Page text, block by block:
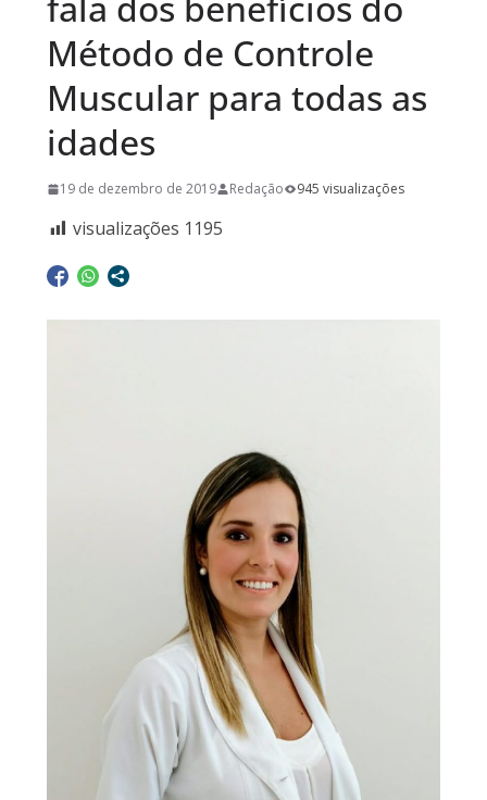
Método de Controle
Muscular para todas as
idades
19 de dezembro de 2019 Redação 945 visualizações
visualizações 1195